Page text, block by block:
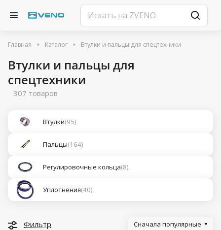
Главная Каталог Втулки и пальцы для спецтехники
Втулки и пальцы для
спецтехники
307 товаров
Втулки(95)
Пальцы(164)
Регулировочные кольца(8)
Уплотнения(40)
Фильтр Сначала популярные